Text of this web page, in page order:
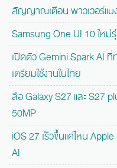
สัญญาณเตือน พาวเวอร์แบง
Samsung One UI 10 ใหม่
เปิดตัว Gemini Spark AI
เตรียมใช้งานในไทย
ลือ Galaxy S27 และ S27
50MP
iOS 27 เร็วขึ้นแค่ไหน
AI